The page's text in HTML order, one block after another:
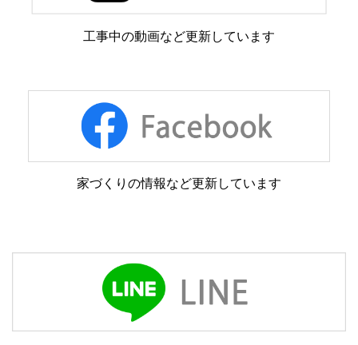
工事中の動画など更新しています
家づくりの情報など更新しています